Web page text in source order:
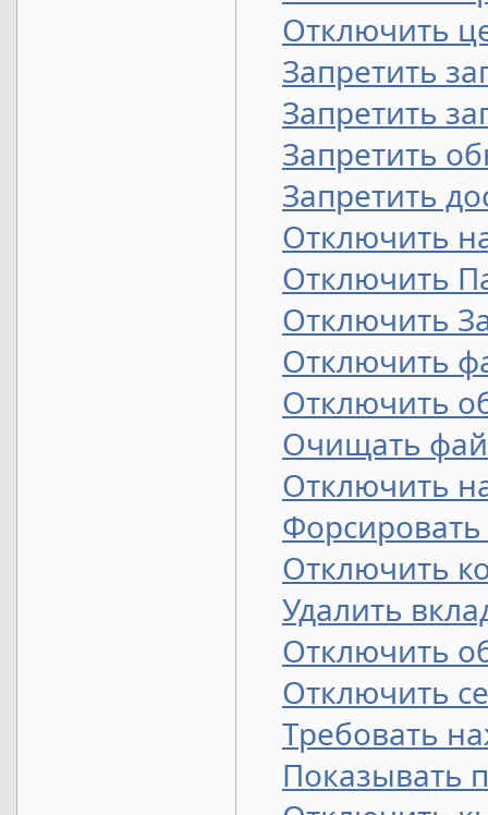
Отключить
Запретить
Запретить
Запретить
Запретить
Отключить
Отключить
Отключить
Отключить
Отключить
Очищать
Отключить
Отключить
Удалить
Отключить
Отключить
Требовать
Показывать